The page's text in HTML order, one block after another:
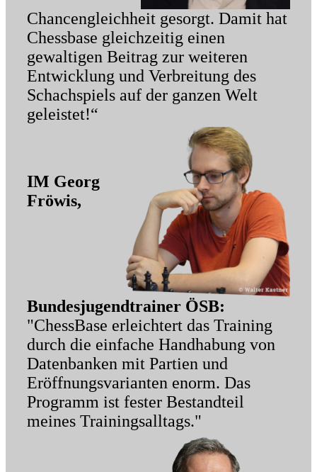
Chancengleichheit gesorgt. Damit hat
Chessbase gleichzeitig einen
gewaltigen Beitrag zur weiteren
Entwicklung und Verbreitung des
Schachspiels auf der ganzen Welt
geleistet!“
IM Georg
Fröwis,
Bundesjugendtrainer ÖSB:
"ChessBase erleichtert das Training
durch die einfache Handhabung von
Datenbanken mit Partien und
Eröffnungsvarianten enorm. Das
Programm ist fester Bestandteil
meines Trainingsalltags."